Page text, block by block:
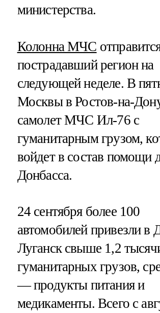
министерства.
Колонна МЧС
пострадавший регион на
следующей неделе. В
Москвы в Ростов-на-
самолет МЧС Ил-76 с
гуманитарным грузом,
войдет в состав помощи
Донбасса.
24 сентября более 100
автомобилей привезли в
Луганск свыше 1,2
гуманитарных грузов,
— продукты питания и
медикаменты. Всего с